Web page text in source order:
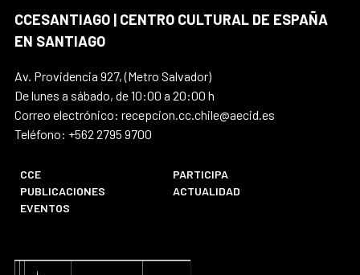
CCESANTIAGO | CENTRO CULTURAL DE ESPAÑA
EN SANTIAGO
Av. Providencia 927, (Metro Salvador)
De lunes a sábado, de 10:00 a 20:00 h
Correo electrónico: recepcion.cc.chile@aecid.es
Teléfono: +562 2795 9700
CCE
PARTICIPA
PUBLICACIONES
ACTUALIDAD
EVENTOS